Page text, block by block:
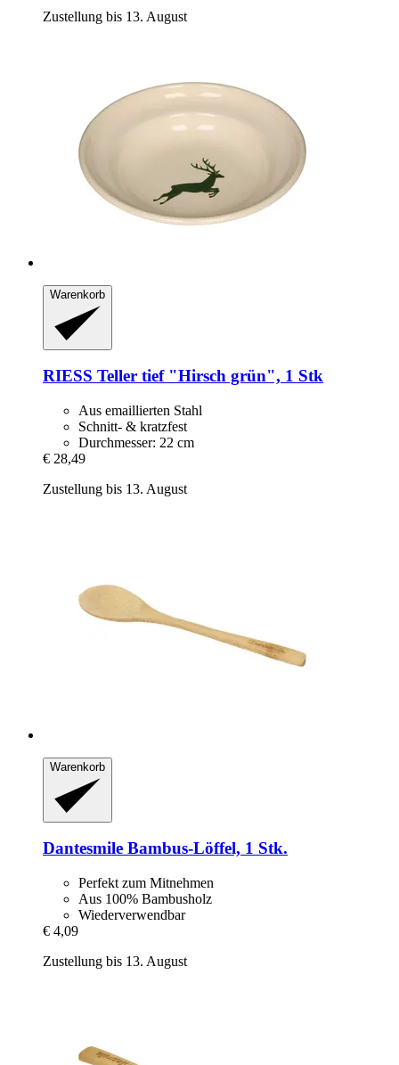
Zustellung bis 13. August
Warenkorb
RIESS Teller tief "Hirsch grün", 1 Stk
Aus emaillierten Stahl
Schnitt- & kratzfest
Durchmesser: 22 cm
€ 28,49
Zustellung bis 13. August
Warenkorb
Dantesmile Bambus-​Löffel, 1 Stk.
Perfekt zum Mitnehmen
Aus 100% Bambusholz
Wiederverwendbar
€ 4,09
Zustellung bis 13. August